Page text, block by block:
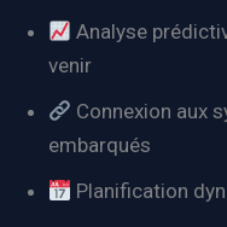
Analyse
venir
Connexion aux
embarqués
Planification